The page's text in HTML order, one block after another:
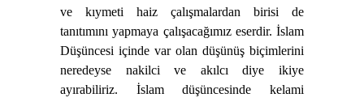
ve kıymeti haiz çalışmalardan birisi de
tanıtımını yapmaya çalışacağımız eserdir. İslam
Düşüncesi içinde var olan düşünüş biçimlerini
neredeyse nakilci ve akılcı diye ikiye
ayırabiliriz. İslam düşüncesinde kelami